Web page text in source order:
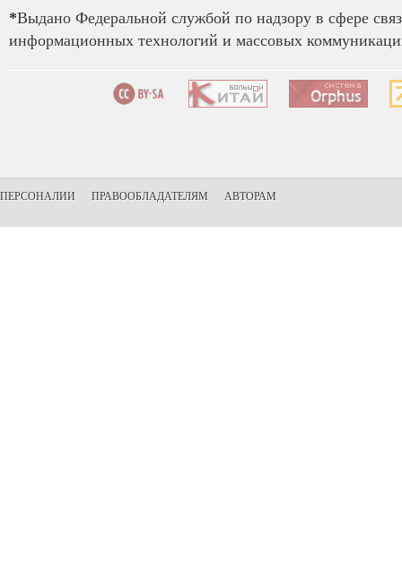
*Выдано Федеральной службой по надзору в сфере
информационных технологий и массовых
ПЕРСОНАЛИИ ПРАВООБЛАДАТЕЛЯМ АВТОРАМ